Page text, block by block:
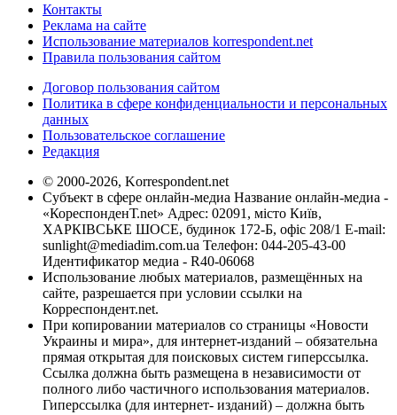
Контакты
Реклама на сайте
Использование материалов korrespondent.net
Правила пользования сайтом
Договор пользования сайтом
Политика в сфере конфиденциальности и персональных
данных
Пользовательское соглашение
Редакция
© 2000-2026, Korrespondent.net
Субъект в сфере онлайн-медиа Название онлайн-медиа -
«КореспонденТ.net» Адрес: 02091, місто Київ,
ХАРКІВСЬКЕ ШОСЕ, будинок 172-Б, офіс 208/1 E-mail:
sunlight@mediadim.com.ua Телефон: 044-205-43-00
Идентификатор медиа - R40-06068
Использование любых материалов, размещённых на
сайте, разрешается при условии ссылки на
Корреспондент.net.
При копировании материалов со страницы «Новости
Украины и мира», для интернет-изданий – обязательна
прямая открытая для поисковых систем гиперссылка.
Ссылка должна быть размещена в независимости от
полного либо частичного использования материалов.
Гиперссылка (для интернет- изданий) – должна быть